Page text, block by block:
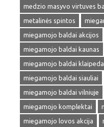
medzio masyvo virtuves
metalinės spintos
miegamojo baldai akcijos
miegamojo baldai kaunas
miegamojo baldai klaipeda
miegamojo baldai siauliai
miegamojo baldai vilniuje
miegamojo komplektai
miegamojo lovos akcija